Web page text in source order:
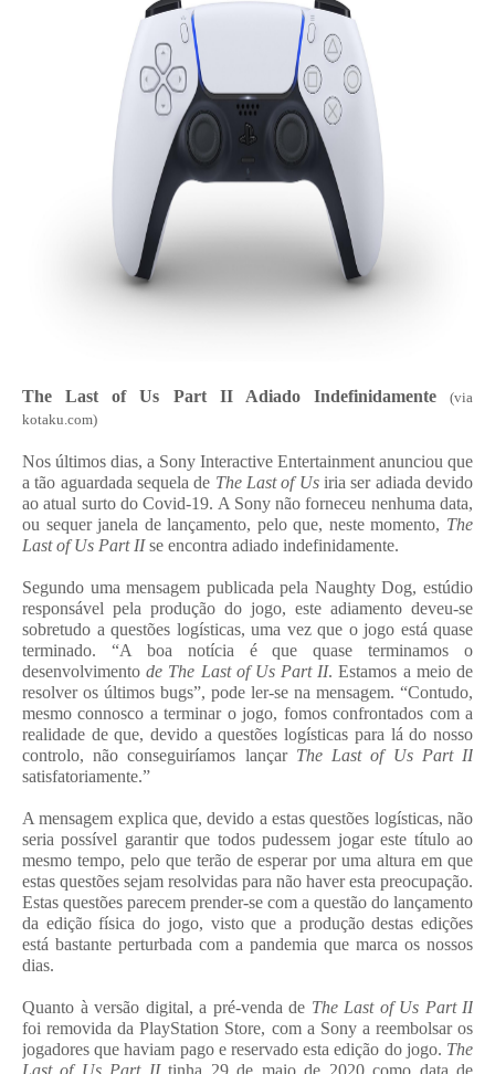
The Last of Us Part II Adiado Indefinidamente (via
kotaku.com)
Nos últimos dias, a Sony Interactive Entertainment anunciou que
a tão aguardada sequela de The Last of Usiria ser adiada devido
ao atual surto do Covid-19. A Sony não forneceu nenhuma data,
ou sequer janela de lançamento, pelo que, neste momento, The
Last of Us Part IIse encontra adiado indefinidamente.
Segundo uma mensagem publicada pela Naughty Dog, estúdio
responsável pela produção do jogo, este adiamento deveu-se
sobretudo a questões logísticas, uma vez que o jogo está quase
terminado. “A boa notícia é que quase terminamos o
desenvolvimentode The Last of Us Part II. Estamos a meio de
resolver os últimos bugs”, pode ler-se na mensagem. “Contudo,
mesmo connosco a terminar o jogo, fomos confrontados com a
realidade de que, devido a questões logísticas para lá do nosso
controlo, não conseguiríamos lançar The Last of Us Part II
satisfatoriamente.”
A mensagem explica que, devido a estas questões logísticas, não
seria possível garantir que todos pudessem jogar este título ao
mesmo tempo, pelo que terão de esperar por uma altura em que
estas questões sejam resolvidas para não haver esta preocupação.
Estas questões parecem prender-se com a questão do lançamento
da edição física do jogo, visto que a produção destas edições
está bastante perturbada com a pandemia que marca os nossos
dias.
Quanto à versão digital, a pré-venda de The Last of Us Part II
foi removida da PlayStation Store, com a Sony a reembolsar os
jogadores que haviam pago e reservado esta edição do jogo. The